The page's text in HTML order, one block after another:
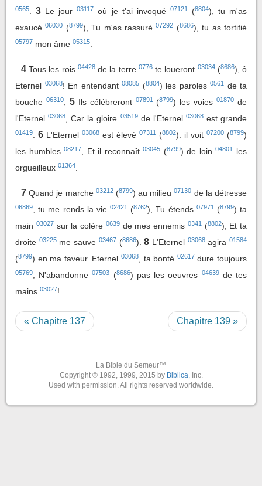
0565 3 Le jour03117 où je t'ai invoqué 07121(8804), tu m'as
exaucé06030 (8799), Tu m'as rassuré07292 (8686), tu as fortifié
05797 mon âme 05315
4 Tous les rois 04428de la terre 0776te loueront 03034(8686), ô
Eternel 03068! En entendant 08085 (8804) les paroles 0561
de ta
bouche 06310; 5 Ils célébreront 07891(8799) les voies01870 de
l'Eternel03068 , Car la gloire 03519de l'Eternel 03068est grande
01419 6 L'Eternel 03068 est élevé 07311 (8802): il voit 07200 (8799)
les humbles08217 , Et il reconnaît03045 (8799) de loin04801
les
orgueilleux 01364
7 Quand je marche 03212(8799) au milieu07130 de la détresse
06869 , tu me rends la vie 02421 (8762), Tu étends 07971(8799) ta
main 03027 sur la colère 0639de mes ennemis 0341(8802), Et ta
droite 03225me sauve 03467 (8686). 8 L'Eternel 03068agira01584
(8799) en ma faveur. Eternel 03068 , ta bonté 02617 dure toujours
05769 , N'abandonne07503 (8686) pas les oeuvres 04639de tes
mains 03027!
« Chapitre 137 Chapitre 139 »
La Bible du Semeur™
Copyright © 1992, 1999, 2015 by Biblica, Inc.
Used with permission. All rights reserved worldwide.